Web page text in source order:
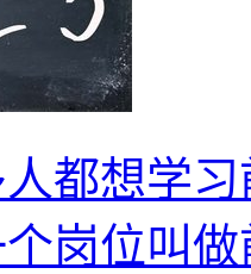
都想学
岗位叫